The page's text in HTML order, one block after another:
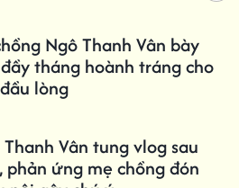
Ngô Thanh Vân bày
tháng hoành tráng cho
lòng
Vân tung vlog sau
phản ứng mẹ chồng đón